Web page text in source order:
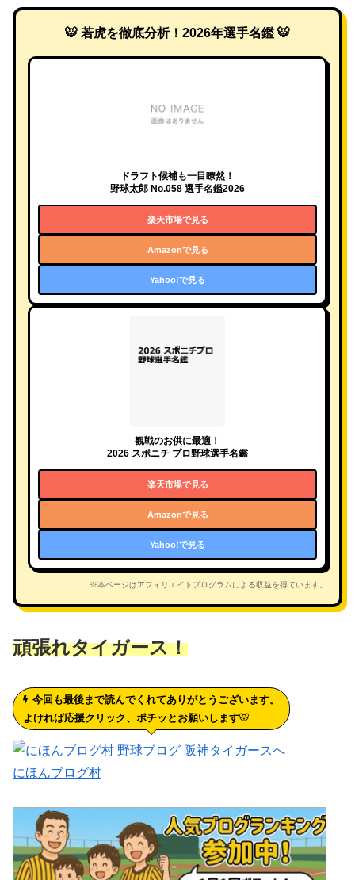
🐯 若虎を徹底分析！2026年選手名鑑 🐯
ドラフト候補も一目瞭然！
野球太郎 No.058 選手名鑑2026
楽天市場で見る
Amazonで見る
Yahoo!で見る
観戦のお供に最適！
2026 スポニチ プロ野球選手名鑑
楽天市場で見る
Amazonで見る
Yahoo!で見る
※本ページはアフィリエイトプログラムによる収益を得ています。
頑張れタイガース！
今回も最後まで読んでくれてありがとうございます。
よければ応援クリック、ポチッとお願いします🐯
にほんブログ村